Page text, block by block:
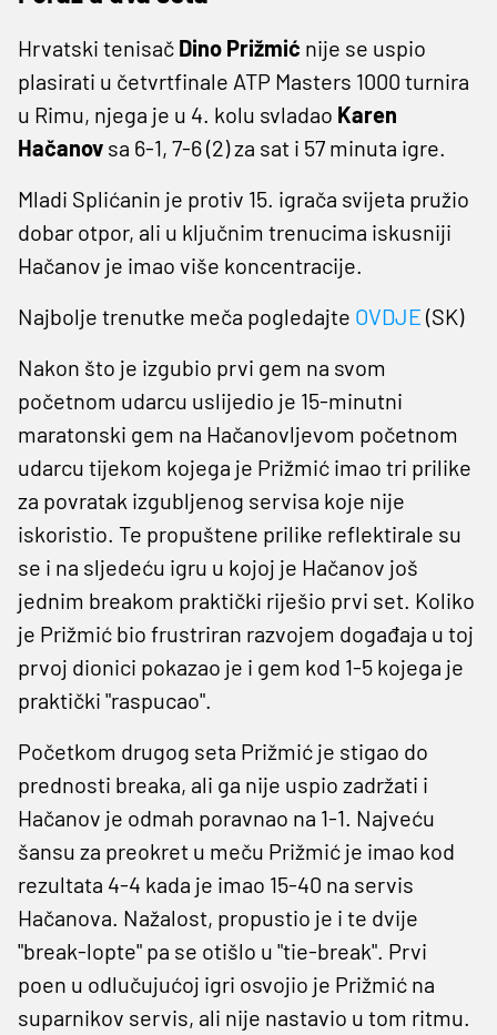
Hrvatski tenisač Dino Prižmić nije se uspio
plasirati u četvrtfinale ATP Masters 1000 turnira
u Rimu, njega je u 4. kolu svladao Karen
Hačanov sa 6-1, 7-6 (2) za sat i 57 minuta igre.
Mladi Splićanin je protiv 15. igrača svijeta pružio
dobar otpor, ali u ključnim trenucima iskusniji
Hačanov je imao više koncentracije.
Najbolje trenutke meča pogledajte OVDJE (SK)
Nakon što je izgubio prvi gem na svom
početnom udarcu uslijedio je 15-minutni
maratonski gem na Hačanovljevom početnom
udarcu tijekom kojega je Prižmić imao tri prilike
za povratak izgubljenog servisa koje nije
iskoristio. Te propuštene prilike reflektirale su
se i na sljedeću igru u kojoj je Hačanov još
jednim breakom praktički riješio prvi set. Koliko
je Prižmić bio frustriran razvojem događaja u toj
prvoj dionici pokazao je i gem kod 1-5 kojega je
praktički "raspucao".
Početkom drugog seta Prižmić je stigao do
prednosti breaka, ali ga nije uspio zadržati i
Hačanov je odmah poravnao na 1-1. Najveću
šansu za preokret u meču Prižmić je imao kod
rezultata 4-4 kada je imao 15-40 na servis
Hačanova. Nažalost, propustio je i te dvije
"break-lopte" pa se otišlo u "tie-break". Prvi
poen u odlučujućoj igri osvojio je Prižmić na
suparnikov servis, ali nije nastavio u tom ritmu.